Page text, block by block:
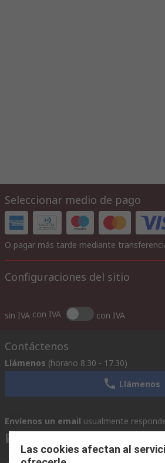
Seleccionar medio de pago
O pagar más tarde mediante
Configuraciones del sitio
sin IVA con IVA con IVA
Contáctenos
Llámenos (horario 8.30 - 17.30)
Llámenos
Envíenos un email usualmente
Las cookies afectan al